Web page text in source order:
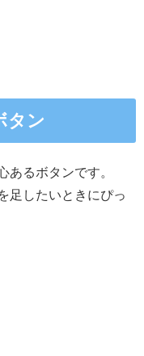
タン
あるボタンです。
足したいときにぴっ